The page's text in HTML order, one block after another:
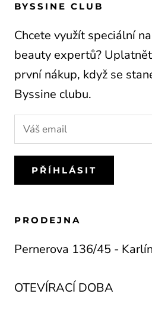
BYSSINE CLUB
Chcete využít speciální
beauty expertů?
první nákup, když se
Byssine clubu.
PŘÍHLÁSIT
PRODEJNA
Pernerova 136/45 -
OTEVÍRACÍ DOBA